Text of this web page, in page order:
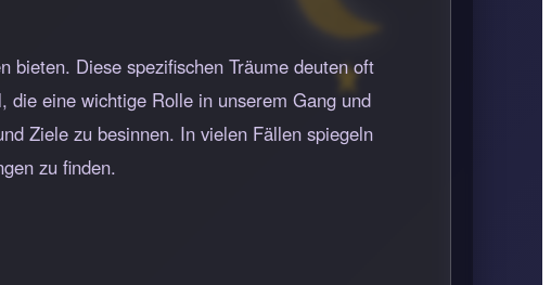
bieten. Diese spezifischen Träume deuten oft
eine wichtige Rolle in unserem Gang und
Ziele zu besinnen. In vielen Fällen spiegeln
zu finden.